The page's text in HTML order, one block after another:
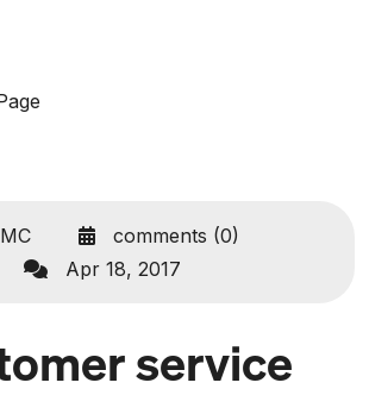
comments (0)
Apr 18, 2017
service